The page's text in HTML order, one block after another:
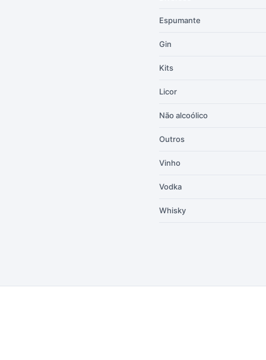
Espumante
Gin
Kits
Licor
Não alcoólico
Outros
Vinho
Vodka
Whisky